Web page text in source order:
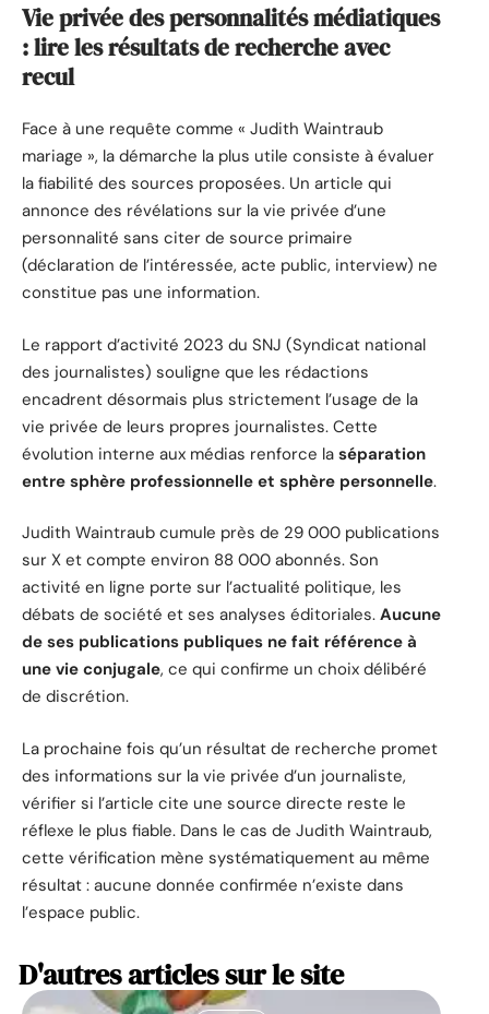
Vie privée des personnalités médiatiques
: lire les résultats de recherche avec
recul
Face à une requête comme « Judith Waintraub
mariage », la démarche la plus utile consiste à évaluer
la fiabilité des sources proposées. Un article qui
annonce des révélations sur la vie privée d’une
personnalité sans citer de source primaire
(déclaration de l’intéressée, acte public, interview) ne
constitue pas une information.
Le rapport d’activité 2023 du SNJ (Syndicat national
des journalistes) souligne que les rédactions
encadrent désormais plus strictement l’usage de la
vie privée de leurs propres journalistes. Cette
évolution interne aux médias renforce la séparation
entre sphère professionnelle et sphère personnelle.
Judith Waintraub cumule près de 29 000 publications
sur X et compte environ 88 000 abonnés. Son
activité en ligne porte sur l’actualité politique, les
débats de société et ses analyses éditoriales. Aucune
de ses publications publiques ne fait référence à
une vie conjugale, ce qui confirme un choix délibéré
de discrétion.
La prochaine fois qu’un résultat de recherche promet
des informations sur la vie privée d’un journaliste,
vérifier si l’article cite une source directe reste le
réflexe le plus fiable. Dans le cas de Judith Waintraub,
cette vérification mène systématiquement au même
résultat : aucune donnée confirmée n’existe dans
l’espace public.
D'autres articles sur le site